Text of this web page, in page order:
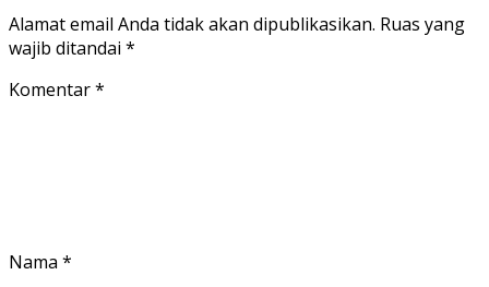
Alamat email Anda tidak akan dipublikasikan. Ruas yang
wajib ditandai *
Komentar*
Nama *